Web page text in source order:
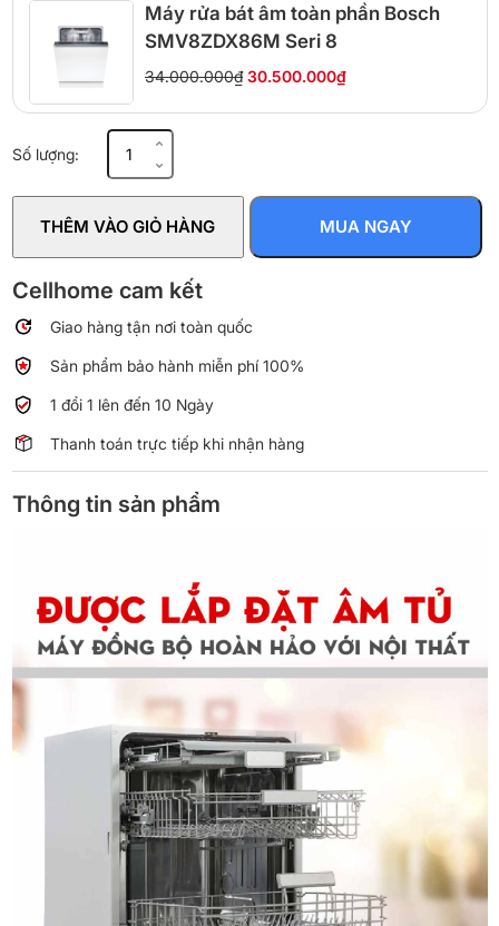
Máy rửa bát âm toàn phần Bosch
SMV8ZDX86M Seri 8
34.000.000₫ 30.500.000₫
Số lượng:
Máy
rửa
tủ
Hafele
FI60AB
538.21.330
lượng
THÊM VÀO GIỎ HÀNG MUA NGAY
Cellhome cam kết
Giao hàng tận nơi toàn quốc
Sản phẩm bảo hành miễn phí 100%
1 đổi 1 lên đến 10 Ngày
Thanh toán trực tiếp khi nhận hàng
Thông tin sản phẩm